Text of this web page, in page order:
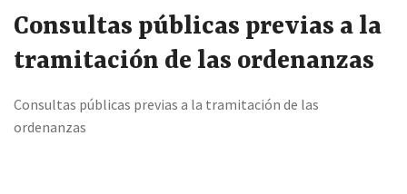
Consultas públicas previas a la
tramitación de las ordenanzas
Consultas públicas previas a la tramitación de las
ordenanzas